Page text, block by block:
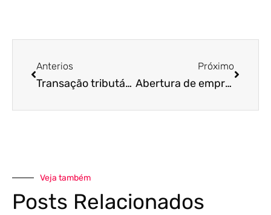
Anterios
Transação tributária – como funciona?
Próximo
Abertura de empresa – quais são os processos necessários?
Veja também
Posts Relacionados